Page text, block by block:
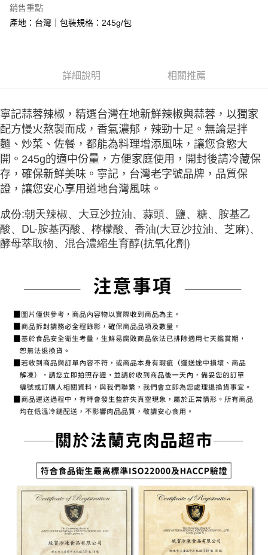
大哥付你分期
流程，驗證手機門號後，選擇欲分期的期數、繳款截止日，確認付款後即完
4.訂單成立30分鐘內，如未前往確認交易或遇審核未通過，訂單將自動取
消。如遇「轉專審核」未通過狀況，表示未達大哥付你分期系統評分，恕無
法說明評估內容。
【繳款方式說明】
1.分期款項不併入電信帳單，「大哥付你分期」於每月結算日後寄送繳費提
醒簡訊。
2.透過簡訊連結打開帳單後，可選擇「超商條碼／台灣大直營門市／銀行轉
帳／街口支付／iPASS MONEY」等通路繳費。
1.本服務係由「台灣大哥大股份有限公司」（以下簡稱本公司）所提供，讓
用戶於交易時，得透過本服務購買商品或服務，並由商店將買賣／分期付款
買賣價金債權讓與本公司後，依約使用本公司帳單繳交帳款。
2.基於同意付款使用「大哥付你分期」之契約關係目的，商店將以您的個人
3.完整用戶服務條款，請詳閱以下連結： https://oppay.tw/userRule
【關於「AFTEE先享後付」】
１．簡單：不需註冊會員、不需綁卡、不需儲值。
２．便利：只要手機號碼，簡訊認證，即可結帳。
３．安心：先確認商品／服務後，再付款。
【「AFTEE先享後付」結帳流程】
１．於結帳方式選擇「AFTEE先享後付」後，將跳轉至「AFTEE先享後付」
結帳頁面，進行簡訊認證並確認金額後，即可完成結帳。
２．訂單成立數日內，您將收到繳費通知簡訊。
ATM／網路銀行／等多元方式進行付款，方視為交易完成。
※ 請注意：結帳手續完成當下不需立刻繳費，但若您需要取消訂單，請聯絡
購買商品的店家。未經商家同意取消之訂單仍視為有效，需透過AFTEE先享
後付繳納相關費用。
https://netprotections.freshdesk.com/support/home
易，需依本服務之必要範圍內提供個人資料，並將交易相關給付款項請求債
權轉讓予恩沛科技股份有限公司。
２．關於個人資料處理事宜，請瀏覽以下網址：
https://aftee.tw/terms/#terms3
３．未成年的使用者請事先徵得法定代理人或監護人之同意方可使用
「AFTEE先享後付」，若未經同意申辦者引起之損失，本公司不負相關責
任。
４．使用「AFTEE先享後付」時，將依據個別帳號之用戶狀況，依本公司即
時審查核予不同之上限額度；若仍有額度不足之情形，本公司將視審查結果
請求用戶進行身份認證。
恩沛科技股份有限公司將有權停止該用戶之使用額度並採取法律行動。
貨到付款
運送方式
7-11常溫超取(預計3-5天)(購買金額最高到2999元，超過請選
宅配)
每筆NT$100，滿NT$1,000(含以上)免運費
常溫宅配(配送時間18:00前)
每筆NT$150，滿NT$1,500(含以上)免運費
銷售重點
產地：台灣｜包裝規格：245g/包
詳細說明 相關推薦
寧記蒜蓉辣椒，精選台灣在地新鮮辣椒與蒜蓉，以獨家
配方慢火熬製而成，香氣濃郁，辣勁十足。無論是拌
麵、炒菜、佐餐，都能為料理增添風味，讓您食慾大
開。245g的適中份量，方便家庭使用，開封後請冷藏保
存，確保新鮮美味。寧記，台灣老字號品牌，品質保
證，讓您安心享用道地台灣風味。
成份:朝天辣椒、大豆沙拉油、蒜頭、鹽、糖、胺基乙
酸、DL-胺基丙酸、檸檬酸、香油(大豆沙拉油、芝麻)、
酵母萃取物、混合濃縮生育醇(抗氧化劑)